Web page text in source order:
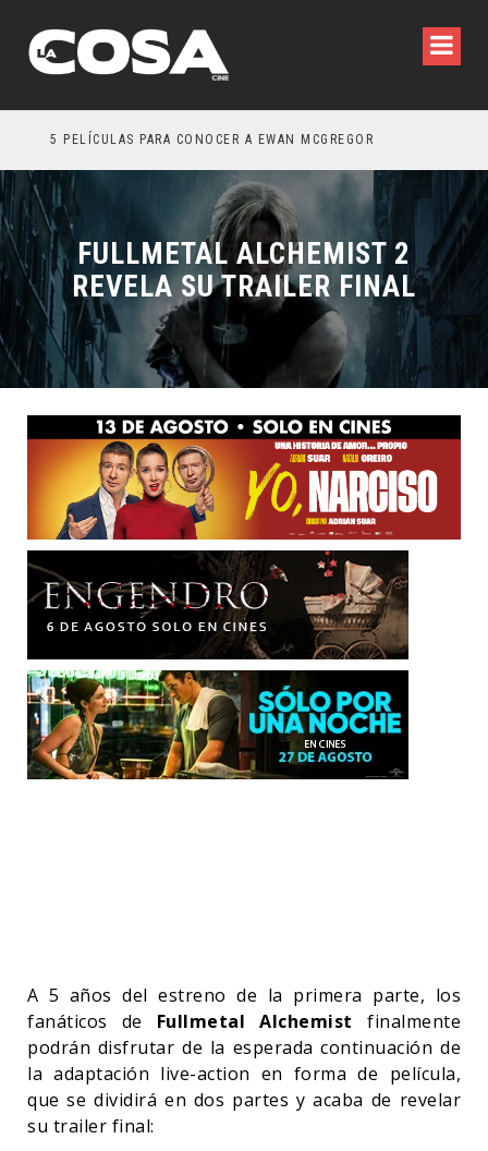
5 PELÍCULAS PARA CONOCER A EWAN MCGREGOR
FULLMETAL ALCHEMIST 2
REVELA SU TRAILER FINAL
A 5 años del estreno de la primera parte, los
fanáticos de Fullmetal Alchemist finalmente
podrán disfrutar de la esperada continuación de
la adaptación live-action en forma de película,
que se dividirá en dos partes y acaba de revelar
su trailer final: